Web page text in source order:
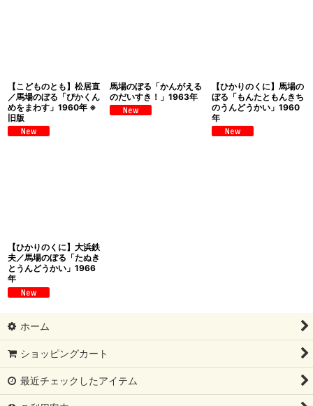
【こどものとも】松居直
／馬場のぼる「ぴかくん
めをまわす」1960年 ※
旧版
馬場のぼる「かんがえる
のだいすき！」1963年
【ひかりのくに】馬場の
ぼる「もんたともんきち
のうんどうかい」1960
年
【ひかりのくに】大浜鉄
夫／馬場のぼる「たぬき
とうんどうかい」1966
年
ホーム
ショッピングカート
最近チェックしたアイテム